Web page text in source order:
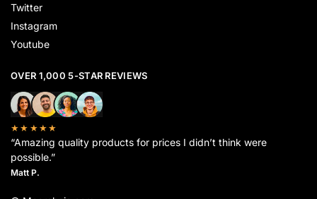
Twitter
Instagram
Youtube
OVER 1,000 5-STAR REVIEWS
★★★★★
“Amazing quality products for prices I didn’t think were
possible.”
Matt P.